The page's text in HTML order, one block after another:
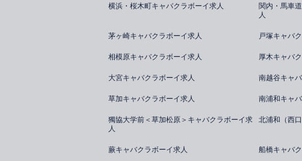
横浜・桜木町キャバクラボーイ求人
関内・馬車
人
茅ヶ崎キャバクラボーイ求人 戸塚キャバ
相模原キャバクラボーイ求人 厚木キャバ
大宮キャバクラボーイ求人 南越谷キャ
草加キャバクラボーイ求人 南浦和キャ
獨協大学前＜草加松原＞キャバクラボーイ求
人
北浦和（西
蕨キャバクラボーイ求人 船橋キャバ